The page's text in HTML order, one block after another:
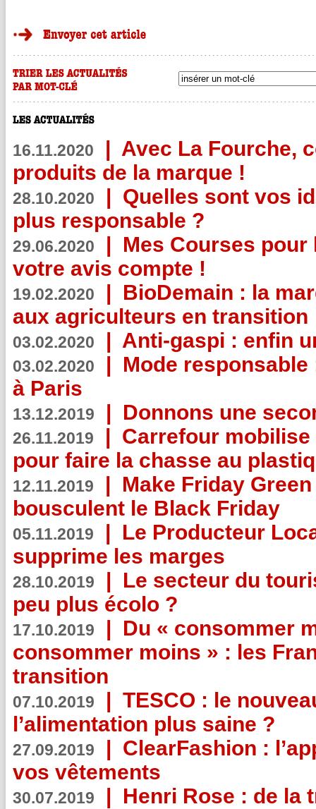
16.11.2020 | Avec La Fourche,
produits de la marque !
28.10.2020 | Quelles sont vos
plus responsable ?
29.06.2020 | Mes Courses pour
votre avis compte !
19.02.2020 | BioDemain : la
aux agriculteurs en transition
03.02.2020 | Anti-gaspi : enfin
03.02.2020 | Mode
à Paris
13.12.2019 | Donnons une
26.11.2019 | Carrefour
pour faire la chasse au
12.11.2019 | Make Friday
bousculent le Black Friday
05.11.2019 | Le Producteur
supprime les marges
28.10.2019 | Le secteur du
peu plus écolo ?
17.10.2019 | Du « consommer
consommer moins » : les
transition
07.10.2019 | TESCO : le
l’alimentation plus saine ?
27.09.2019 | ClearFashion :
vos vêtements
30.07.2019 | Henri Rose : de la